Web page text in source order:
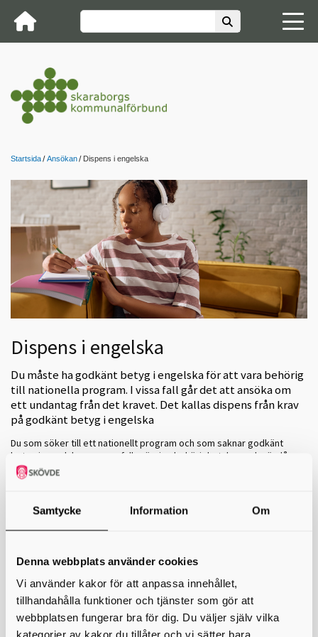
Samtycke Information Om
Denna webbplats använder cookies
Vi använder kakor för att anpassa innehållet,
tillhandahålla funktioner och tjänster som gör att
webbplatsen fungerar bra för dig. Du väljer själv vilka
kategorier av kakor du tillåter och vi sätter bara
Startsida Ansökan Dispens i engelska
Dispens i engelska
Du måste ha godkänt betyg i engelska för att vara behörig
till nationella program. I vissa fall går det att ansöka om
ett undantag från det kravet. Det kallas dispens från krav
på godkänt betyg i engelska
Du som söker till ett nationellt program och som saknar godkänt
betyg i engelska men uppfyller övriga behörighetskrav, ska ändå
anses behörig om du på grund av speciella personliga
förhållanden inte har haft möjligheten att delta i
grundskolaneller motsvarade utbildning. Du bedöms ha
förutsättningar att klara studierna på det sökta programmet.
nationella program, men inte till introduktionsprogrammen.
”Speciella personliga förhållanden” kan vara att den sökande relativt
nyligen anlänt till Sverige från ett land där engelska inte förekommit i
skolundervisningen i någon större utsträckning. Det kan också röra
sig om elever som med anledning av andra personliga förhållanden
inte har kunnat delta i engelskundervisning i Sverige eller utomlands,